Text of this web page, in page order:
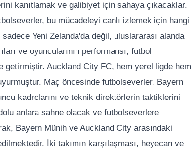
kanıtlamak ve galibiyet için sahaya çıkacaklar.
bu mücadeleyi canlı izlemek için hangi
Yeni Zelanda'da değil, uluslararası alanda
ve oyuncularının performansı, futbol
getirmiştir. Auckland City FC, hem yerel ligde hem
Maç öncesinde futbolseverler, Bayern
kadrolarını ve teknik direktörlerin taktiklerini
anlara sahne olacak ve futbolseverlere
Bayern Münih ve Auckland City arasındaki
İki takımın karşılaşması, heyecan ve